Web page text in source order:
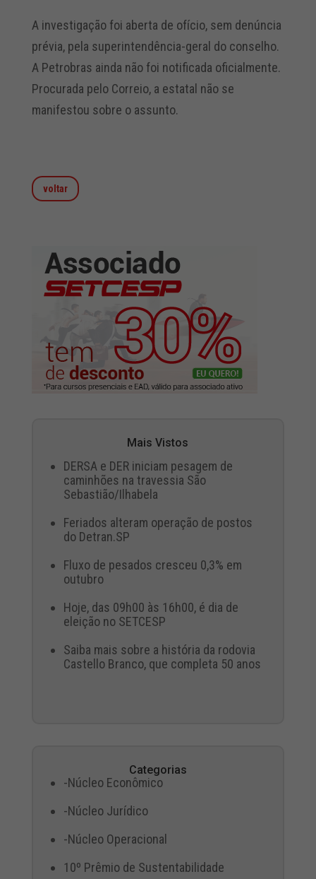
A investigação foi aberta de ofício, sem denúncia
prévia, pela superintendência-geral do conselho.
A Petrobras ainda não foi notificada oficialmente.
Procurada pelo Correio, a estatal não se
manifestou sobre o assunto.
voltar
Mais Vistos
DERSA e DER iniciam pesagem de
caminhões na travessia São
Sebastião/Ilhabela
Feriados alteram operação de postos
do Detran.SP
Fluxo de pesados cresceu 0,3% em
outubro
Hoje, das 09h00 às 16h00, é dia de
eleição no SETCESP
Saiba mais sobre a história da rodovia
Castello Branco, que completa 50 anos
Categorias
-Núcleo Econômico
-Núcleo Jurídico
-Núcleo Operacional
10º Prêmio de Sustentabilidade